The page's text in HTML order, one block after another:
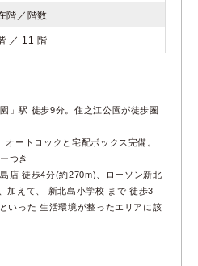
階／階数
／ 11 階
」駅 徒歩9分。住之江公園が徒歩圏
ートロックと宅配ボックス完備。
つき
店 徒歩4分(約270m)、ローソン新北
加えて、 新北島小学校 まで 徒歩3
いった 生活環境が整ったエリアに該